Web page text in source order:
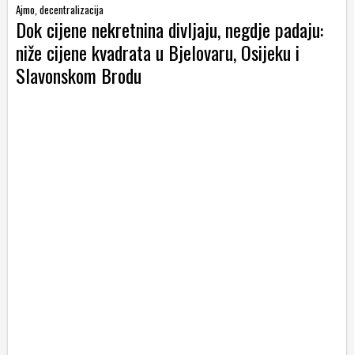
Ajmo, decentralizacija
Dok cijene nekretnina divljaju, negdje padaju:
niže cijene kvadrata u Bjelovaru, Osijeku i
Slavonskom Brodu